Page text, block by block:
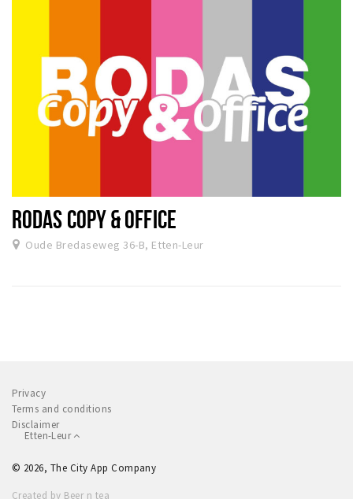
RODAS COPY & OFFICE
Oude Bredaseweg 36-B, Etten-Leur
Privacy
Terms and conditions
Disclaimer
Etten-Leur
© 2026, The City App Company
Created by Beer n tea